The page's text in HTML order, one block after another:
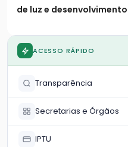
de luz e
ACESSO RÁPIDO
Transparência
Secretarias e Órgãos
IPTU